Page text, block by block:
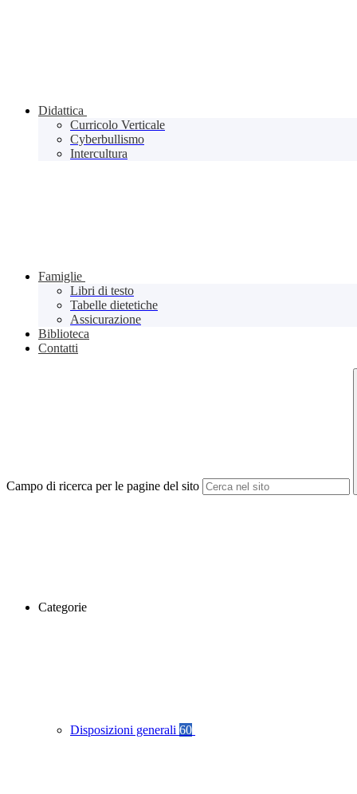
Didattica
Curricolo Verticale
Cyberbullismo
Intercultura
Famiglie
Libri di testo
Tabelle dietetiche
Assicurazione
Biblioteca
Contatti
Campo di ricerca per le pagine del sito
Categorie
Disposizioni generali 60